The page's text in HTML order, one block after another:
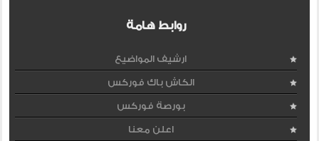
روابط هامة
ارشيف المواضيع
الكاش باك فوركس
بورصة فوركس
اعلن معنا